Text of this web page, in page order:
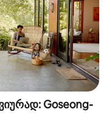
Goseong-